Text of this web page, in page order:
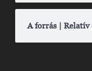
A forrás | Relatív